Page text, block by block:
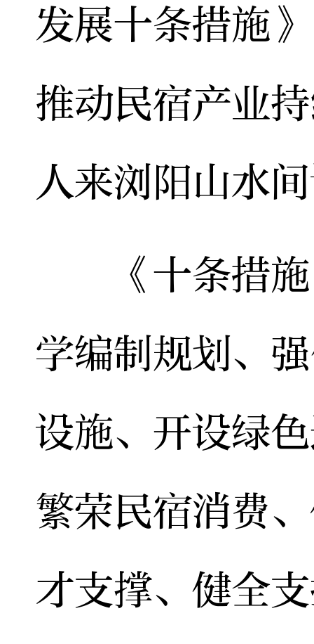
发展十条措施
推动民宿产业
人来浏阳山水
《十条措施
学编制规划、
设施、开设绿
繁荣民宿消费
才支撑、健全